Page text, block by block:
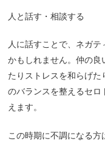
人と話す・相談する
人に話すことで、ネガ
かもしれません。仲の良
たりストレスを和らげ
のバランスを整えるセ
えます。
この時期に不調になる方